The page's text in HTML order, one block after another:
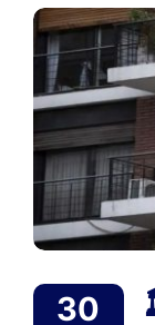
30